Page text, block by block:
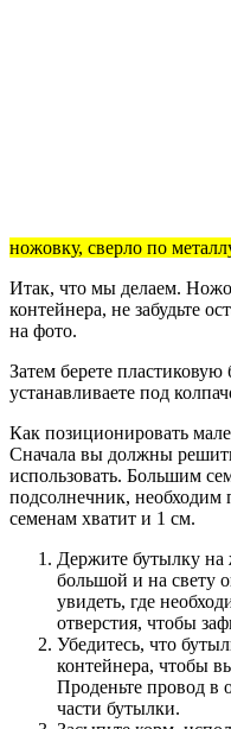
ножовку, сверло по
Итак, что мы делаем.
контейнера, не забудьте
на фото.
Затем берете
устанавливаете под
Как позиционировать
Сначала вы должны
использовать. Большим
подсолнечник,
семенам хватит и 1 см.
Держите бутылку на
большой и на свету
увидеть, где
отверстия, чтобы
Убедитесь, что
контейнера, чтобы
Проденьте провод в
части бутылки.